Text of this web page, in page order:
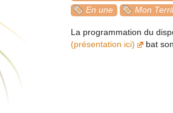
En une
Mon
La programmation du
(présentation ici)
bat